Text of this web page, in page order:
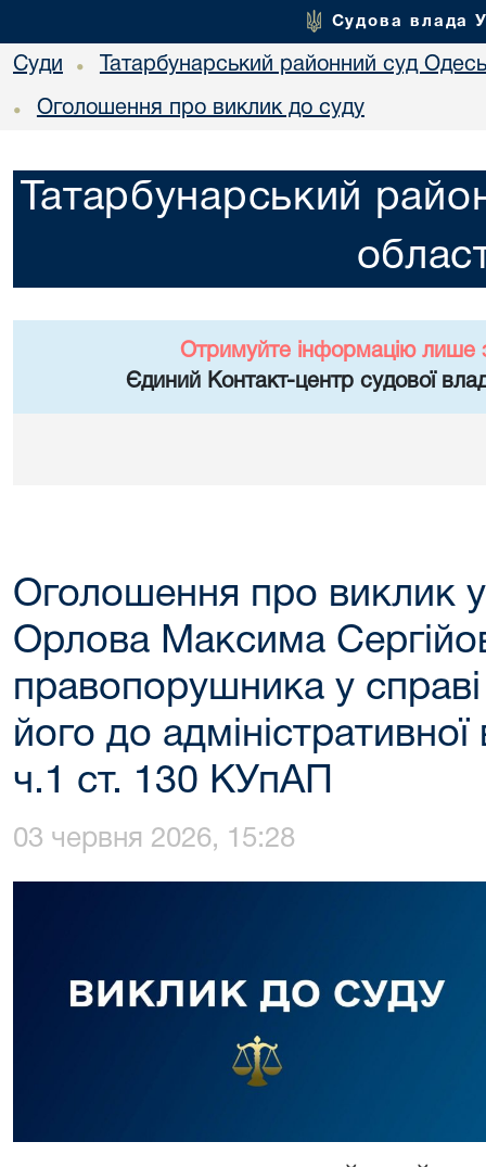
Судова влада
Суди • Татарбунарський районний суд
• Оголошення про виклик до суду
Татарбунарський
Отримуйте інформацію лише
Єдиний Контакт-центр судової
Оголошення про виклик у
Орлова Максима
правопорушника у
його до адміністративної
ч.1 ст. 130 КУпАП
03 червня 2026, 15:28